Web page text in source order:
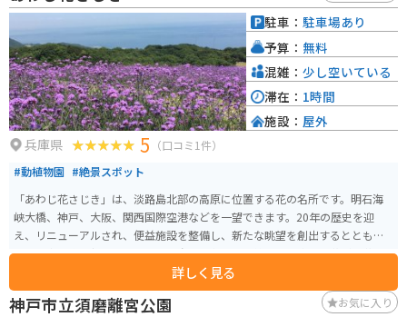
兵庫県 5 （口コミ1件）
#動植物園 #絶景スポット
「あわじ花さじき」は、淡路島北部の高原に位置する花の名所です。明石海
峡大橋、神戸、大阪、関西国際空港などを一望できます。20年の歴史を迎
え、リニューアルされ、便益施設を整備し、新たな眺望を創出するととも
に、空中回廊も新設されました。春から冬まで季節により変わる花が、夢の
は一面の花畑が広がり、四季折々の愛らしい花が夢の世界に誘います。「あ
わじ花さじき」は極上の見物席として自由に散策して自分の席を見つけるこ
詳しく見る
駐車： 駐車場あり
予算： 無料
混雑： 少し空いている
滞在： 1時間
施設： 屋外
神戸市立須磨離宮公園 お気に入り